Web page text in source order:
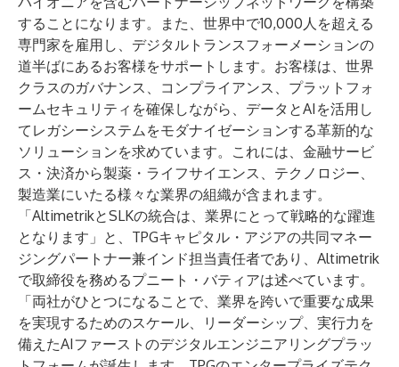
することになります。また、世界中で10,000人を超える
専門家を雇用し、デジタルトランスフォーメーションの
道半ばにあるお客様をサポートします。お客様は、世界
クラスのガバナンス、コンプライアンス、プラットフォ
ームセキュリティを確保しながら、データとAIを活用し
てレガシーシステムをモダナイゼーションする革新的な
ソリューションを求めています。これには、金融サービ
ス・決済から製薬・ライフサイエンス、テクノロジー、
製造業にいたる様々な業界の組織が含まれます。
「AltimetrikとSLKの統合は、業界にとって戦略的な躍進
となります」と、TPGキャピタル・アジアの共同マネー
ジングパートナー兼インド担当責任者であり、Altimetrik
で取締役を務めるプニート・バティアは述べています。
「両社がひとつになることで、業界を跨いで重要な成果
を実現するためのスケール、リーダーシップ、実行力を
備えたAIファーストのデジタルエンジニアリングプラッ